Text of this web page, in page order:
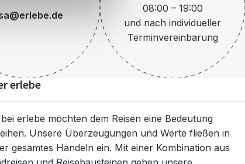
08:00 – 19:00
und nach individueller
Terminvereinbarung
erlebe
erlebe möchten dem Reisen eine Bedeutung
Unsere Überzeugungen und Werte fließen in
gesamtes Handeln ein. Mit einer Kombination aus